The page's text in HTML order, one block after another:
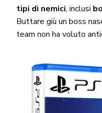
tipi di nemici, inclusi
Buttare giù un boss
team non ha voluto